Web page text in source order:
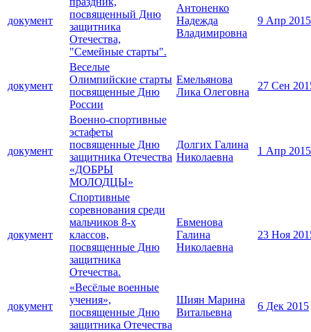
документ
посвященный Дню
защитника
Отечества,
"Семейные старты".
Антоненко
Надежда
Владимировна
9 Апр 2015
документ
Веселые
Олимпийские старты
посвященные Дню
России
Емельянова
Лика Олеговна
27 Сен
документ
Военно-спортивные
эстафеты
посвященные Дню
защитника Отечества
«ДОБРЫ
МОЛОДЦЫ»
Долгих Галина
Николаевна
1 Апр 2015
документ
Спортивные
соревнования среди
мальчиков 8-х
классов,
посвященные Дню
защитника
Отечества.
Евменова
Галина
Николаевна
23 Ноя
документ
«Весёлые военные
учения»,
посвященные Дню
защитника Отечества
Шиян Марина
Витальевна
6 Дек 2015